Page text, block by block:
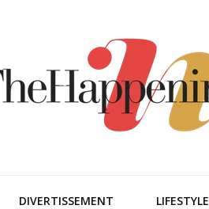
DIVERTISSEMENT LIFESTYLE